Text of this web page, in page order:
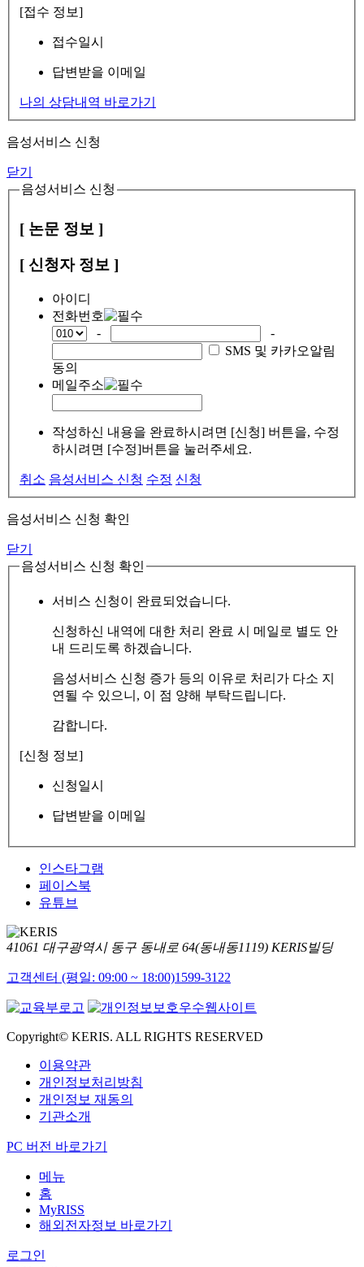
[접수 정보]
접수일시
답변받을 이메일
나의 상담내역 바로가기
음성서비스 신청
닫기
음성서비스 신청
[ 논문 정보 ]
[ 신청자 정보 ]
아이디
전화번호
-
-
SMS 및 카카오알림
동의
메일주소
작성하신 내용을 완료하시려면 [신청] 버튼을, 수정
하시려면 [수정]버튼을 눌러주세요.
취소 음성서비스 신청 수정 신청
음성서비스 신청 확인
닫기
음성서비스 신청 확인
서비스 신청이 완료되었습니다.
신청하신 내역에 대한 처리 완료 시 메일로 별도 안
내 드리도록 하겠습니다.
음성서비스 신청 증가 등의 이유로 처리가 다소 지
연될 수 있으니, 이 점 양해 부탁드립니다.
감합니다.
[신청 정보]
신청일시
답변받을 이메일
인스타그램
페이스북
유튜브
41061 대구광역시 동구 동내로 64(동내동1119) KERIS빌딩
고객센터 (평일: 09:00 ~ 18:00)1599-3122
Copyright© KERIS. ALL RIGHTS RESERVED
이용약관
개인정보처리방침
개인정보 재동의
기관소개
PC 버전 바로가기
메뉴
홈
MyRISS
해외전자정보 바로가기
로그인